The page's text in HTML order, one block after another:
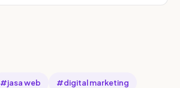
#jasa web #digital marketing